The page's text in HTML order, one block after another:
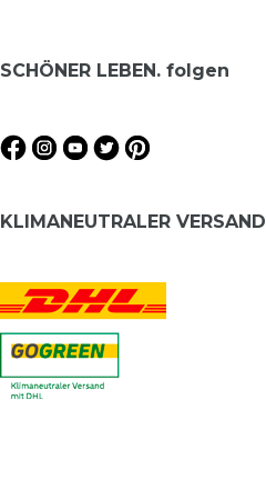
SCHÖNER LEBEN. folgen
KLIMANEUTRALER VERSAND